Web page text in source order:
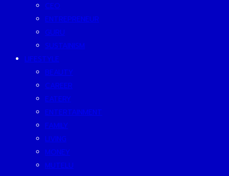
CEO
ENTREPRENEUR
GURU
SUSTAINISM
LIFESTYLE
BEAUTY
CAREER
EATERY
ENTERTAINMENT
FAMILY
LIVING
MONEY
MUTELU